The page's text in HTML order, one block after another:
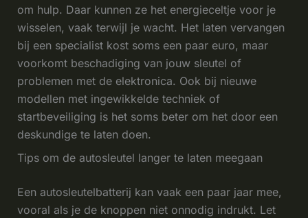
om hulp. Daar kunnen ze het energieceltje voor je
wisselen, vaak terwijl je wacht. Het laten vervangen
bij een specialist kost soms een paar euro, maar
voorkomt beschadiging van jouw sleutel of
problemen met de elektronica. Ook bij nieuwe
modellen met ingewikkelde techniek of
startbeveiliging is het soms beter om het door een
deskundige te laten doen.
Tips om de autosleutel langer te laten meegaan
Een autosleutelbatterij kan vaak een paar jaar mee,
vooral als je de knoppen niet onnodig indrukt. Let